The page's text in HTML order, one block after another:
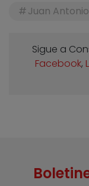
Juan
Sigue a
Facebook,